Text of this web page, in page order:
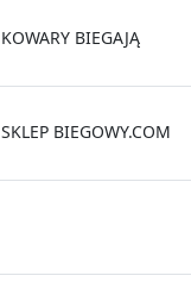
KOWARY BIEGAJĄ
SKLEP BIEGOWY.COM